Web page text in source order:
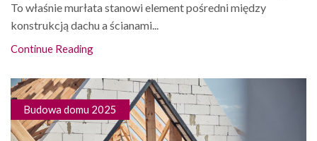
To właśnie murłata stanowi element pośredni między
konstrukcją dachu a ścianami...
Continue Reading
Budowa domu 2025